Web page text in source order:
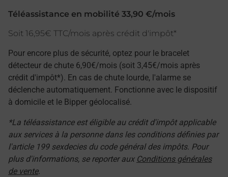
Téléassistance en mobilité 33,90 €/mois
Soit 16,95€ TTC/mois après crédit d'impôt*
Pour encore plus de sécurité, optez pour le bracelet
détecteur de chute 6,90€/mois (soit 3,45€/mois après
crédit d'impôt*). En cas de chute lourde, l'alarme se
déclenche automatiquement. Fonctionne avec le dispositif
à domicile et le Bipper géolocalisé.
*La téléassistance est éligible au crédit d'impôt applicable
aux services à la personne dans les conditions définies par
l'article 199 sexdecies du code général des impôts. Pour
plus d'informations, se reporter aux Conditions générales
de vente.